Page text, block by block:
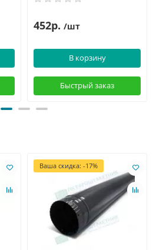
452р. /шт
В корзину
Быстрый заказ
Ваша скидка: -17%